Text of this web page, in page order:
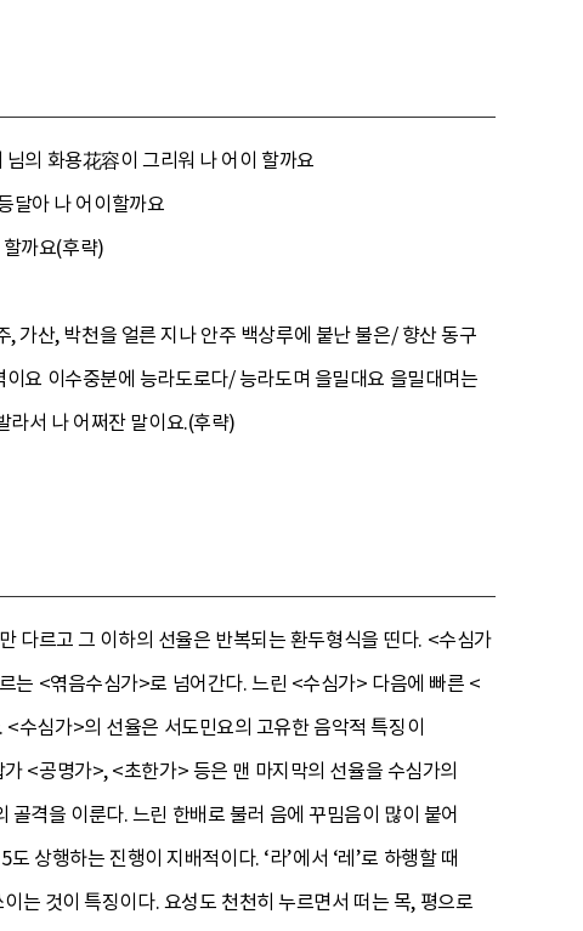
의 화용花容이 그리워 나 어이 할까요
달아 나 어이할까요
까요(후략)
가산, 박천을 얼른 지나 안주 백상루에 붙난 불은/ 향산 동구
요 이수중분에 능라도로다/ 능라도며 을밀대요 을밀대며는
라서 나 어쩌잔 말이요.(후략)
다르고 그 이하의 선율은 반복되는 환두형식을 띤다. <수심가
는 <엮음수심가>로 넘어간다. 느린 <수심가> 다음에 빠른 <
수심가>의 선율은 서도민요의 고유한 음악적 특징이
<공명가>, <초한가> 등은 맨 마지막의 선율을 수심가의
골격을 이룬다. 느린 한배로 불러 음에 꾸밈음이 많이 붙어
도 상행하는 진행이 지배적이다. ‘라’에서 ‘레’로 하행할 때
는 것이 특징이다. 요성도 천천히 누르면서 떠는 목, 평으로